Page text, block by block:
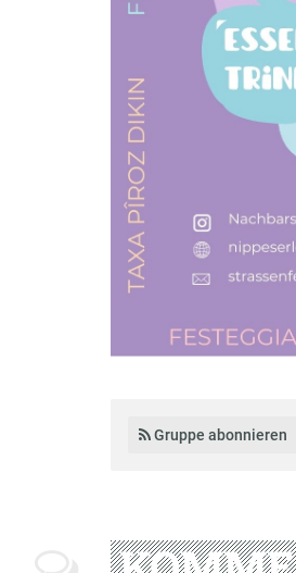
Gruppe abonnieren